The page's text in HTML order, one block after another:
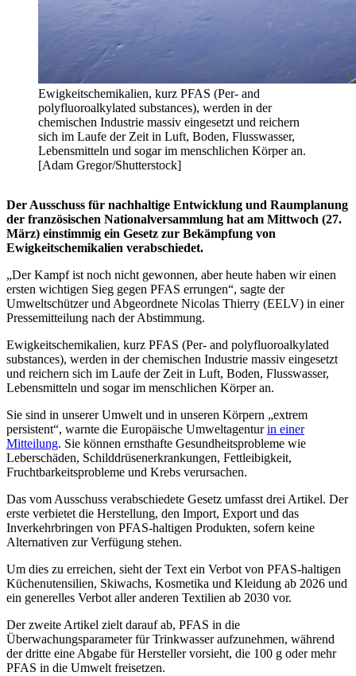
Ewigkeitschemikalien, kurz PFAS (Per- and
polyfluoroalkylated substances), werden in der
chemischen Industrie massiv eingesetzt und reichern
sich im Laufe der Zeit in Luft, Boden, Flusswasser,
Lebensmitteln und sogar im menschlichen Körper an.
[Adam Gregor/Shutterstock]
Der Ausschuss für nachhaltige Entwicklung und Raumplanung
der französischen Nationalversammlung hat am Mittwoch (27.
März) einstimmig ein Gesetz zur Bekämpfung von
Ewigkeitschemikalien verabschiedet.
„Der Kampf ist noch nicht gewonnen, aber heute haben wir einen
ersten wichtigen Sieg gegen PFAS errungen“, sagte der
Umweltschützer und Abgeordnete Nicolas Thierry (EELV) in einer
Pressemitteilung nach der Abstimmung.
Ewigkeitschemikalien, kurz PFAS (Per- and polyfluoroalkylated
substances), werden in der chemischen Industrie massiv eingesetzt
und reichern sich im Laufe der Zeit in Luft, Boden, Flusswasser,
Lebensmitteln und sogar im menschlichen Körper an.
Sie sind in unserer Umwelt und in unseren Körpern „extrem
persistent“, warnte die Europäische Umweltagenturin einer
Mitteilung. Sie können ernsthafte Gesundheitsprobleme wie
Leberschäden, Schilddrüsenerkrankungen, Fettleibigkeit,
Fruchtbarkeitsprobleme und Krebs verursachen.
Das vom Ausschuss verabschiedete Gesetz umfasst drei Artikel. Der
erste verbietet die Herstellung, den Import, Export und das
Inverkehrbringen von PFAS-haltigen Produkten, sofern keine
Alternativen zur Verfügung stehen.
Um dies zu erreichen, sieht der Text ein Verbot von PFAS-haltigen
Küchenutensilien, Skiwachs, Kosmetika und Kleidung ab 2026 und
ein generelles Verbot aller anderen Textilien ab 2030 vor.
Der zweite Artikel zielt darauf ab, PFAS in die
Überwachungsparameter für Trinkwasser aufzunehmen, während
der dritte eine Abgabe für Hersteller vorsieht, die 100 g oder mehr
PFAS in die Umwelt freisetzen.